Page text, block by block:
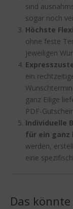
sind
sogar noch
Höchste
ohne feste
jeweiligen
ein
ganz Eilige
PDF-
Individuelle
für ein ganz
werden,
eine
Das